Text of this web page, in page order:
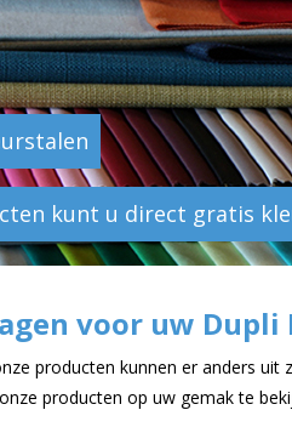
kunt u direct gratis
voor uw Dupli
producten kunnen er anders uit
producten op uw gemak te